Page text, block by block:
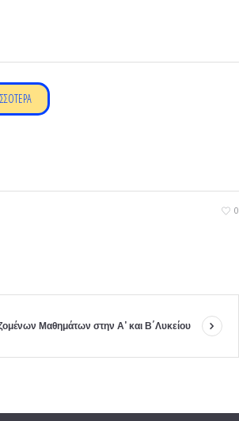
0
Μαθημάτων στην Α’ και Β΄Λυκείου